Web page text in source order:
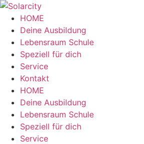
Zum
Inhalt
wechseln
HOME
Deine Ausbildung
Lebensraum Schule
Speziell für dich
Service
Kontakt
Menü HOME
Deine Ausbildung
Lebensraum Schule
Speziell für dich
Service